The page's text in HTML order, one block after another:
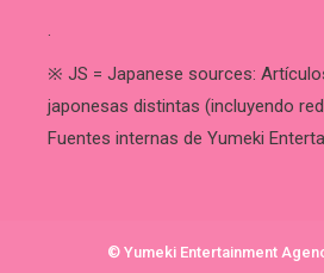
.
※ JS = Japanese sources:
japonesas distintas (incluyendo
Fuentes internas de Yumeki
© Yumeki Entertainment